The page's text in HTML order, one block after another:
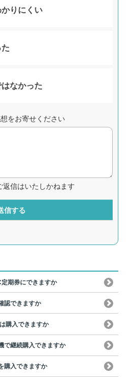
りにくい
なかった
をお寄せください
返信はいたしかねます
信する
期券にできますか
認できますか
購入できますか
で継続購入できますか
購入できますか